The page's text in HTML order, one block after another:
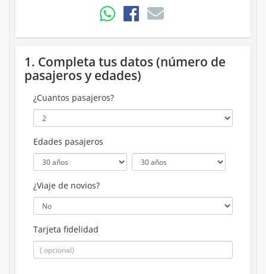
1. Completa tus datos (número de
pasajeros y edades)
¿Cuantos pasajeros?
Edades pasajeros
¿Viaje de novios?
Tarjeta fidelidad